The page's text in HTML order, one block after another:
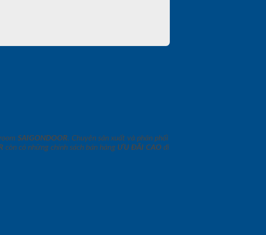
SAIGONDOOR. Chuyên sản xuất và phân phối
còn có những chính sách bán hàng ƯU ĐÃI CAO đi